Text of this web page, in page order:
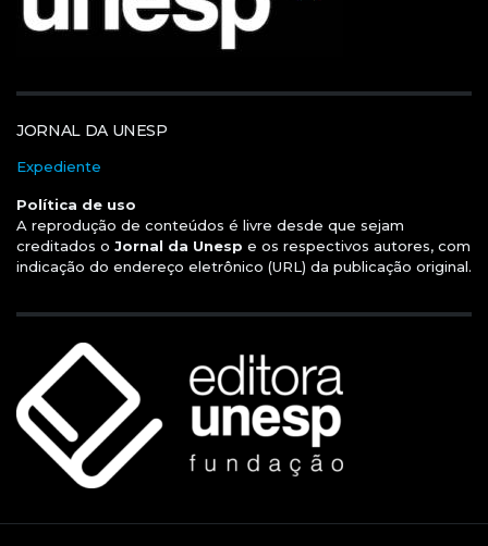
JORNAL DA UNESP
Expediente
Política de uso
A reprodução de conteúdos é livre desde que sejam
creditados o Jornal da Unesp e os respectivos autores, com
indicação do endereço eletrônico (URL) da publicação original.